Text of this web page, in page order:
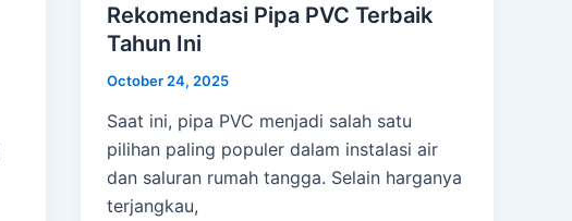
Rekomendasi Pipa PVC Terbaik
Tahun Ini
October 24, 2025
Saat ini, pipa PVC menjadi salah satu
pilihan paling populer dalam instalasi air
dan saluran rumah tangga. Selain harganya
terjangkau,